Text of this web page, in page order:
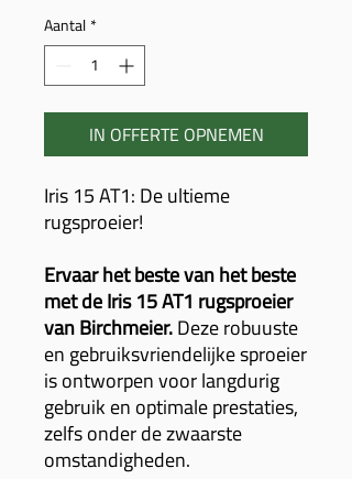
Aantal*
IN OFFERTE OPNEMEN
Iris 15 AT1: De ultieme
rugsproeier!
Ervaar het beste van het beste
met de Iris 15 AT1 rugsproeier
van Birchmeier.Deze robuuste
en gebruiksvriendelijke sproeier
is ontworpen voor langdurig
gebruik en optimale prestaties,
zelfs onder de zwaarste
omstandigheden.